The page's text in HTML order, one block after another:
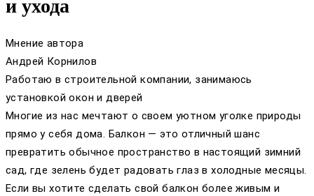
и ухода
Мнение автора
Андрей Корнилов
Работаю в строительной компании, занимаюсь
установкой окон и дверей
Многие из нас мечтают о своем уютном уголке природы
прямо у себя дома. Балкон — это отличный шанс
превратить обычное пространство в настоящий зимний
сад, где зелень будет радовать глаз в холодные месяцы.
Если вы хотите сделать свой балкон более живым и